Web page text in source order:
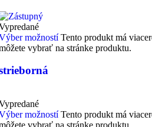
možností Tento produkt má
vybrať na stránke produktu.
možností Tento produkt má